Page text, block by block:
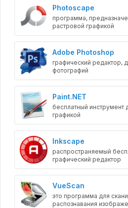
Photoscape
программа,
растровой графикой
Adobe Photoshop
графический редактор,
фотографий
Paint.NET
бесплатный инструмент
графикой
Inkscape
распространяемый
графический редактор
VueScan
это программа для
распознавания